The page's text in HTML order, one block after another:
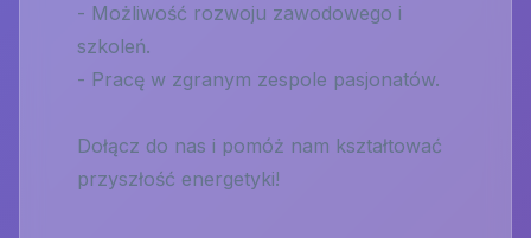
- Możliwość rozwoju zawodowego i
szkoleń.
- Pracę w zgranym zespole pasjonatów.
Dołącz do nas i pomóż nam kształtować
przyszłość energetyki!